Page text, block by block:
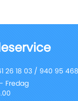
26 18 03 / 940 95 468
Fredag